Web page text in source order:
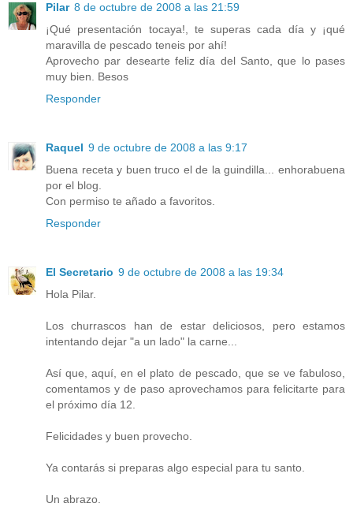
Pilar 8 de octubre de 2008 a las 21:59
¡Qué presentación tocaya!, te superas cada día y ¡qué
maravilla de pescado teneis por ahí!
Aprovecho par desearte feliz día del Santo, que lo pases
muy bien. Besos
Responder
Raquel 9 de octubre de 2008 a las 9:17
Buena receta y buen truco el de la guindilla... enhorabuena
por el blog.
Con permiso te añado a favoritos.
Responder
El Secretario 9 de octubre de 2008 a las 19:34
Hola Pilar.
Los churrascos han de estar deliciosos, pero estamos
intentando dejar "a un lado" la carne...
Así que, aquí, en el plato de pescado, que se ve fabuloso,
comentamos y de paso aprovechamos para felicitarte para
el próximo día 12.
Felicidades y buen provecho.
Ya contarás si preparas algo especial para tu santo.
Un abrazo.